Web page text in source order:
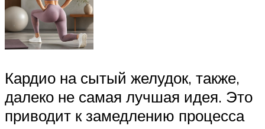
Кардио на сытый желудок, также,
далеко не самая лучшая идея. Это
приводит к замедлению процесса